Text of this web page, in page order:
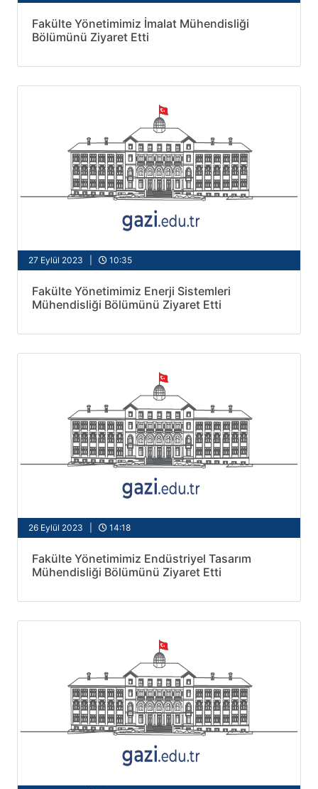
Fakülte Yönetimimiz İmalat Mühendisliği
Bölümünü Ziyaret Etti
27 Eylül 2023 | 10:35
Fakülte Yönetimimiz Enerji Sistemleri
Mühendisliği Bölümünü Ziyaret Etti
26 Eylül 2023 | 14:18
Fakülte Yönetimimiz Endüstriyel Tasarım
Mühendisliği Bölümünü Ziyaret Etti